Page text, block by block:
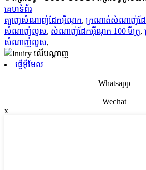
គេហទំព័រ
ត្បាញសំណាញ់ដែកអ៊ីណុក, ក្រណាត់សំណាញ់ដ
សំណាញ់លួស, សំណាញ់ដែកអ៊ីណុក 100 មីក្រូ,
សំណាញ់លួស,
ផ្ញើអ៊ីមែល
Whatsapp
Wechat
x